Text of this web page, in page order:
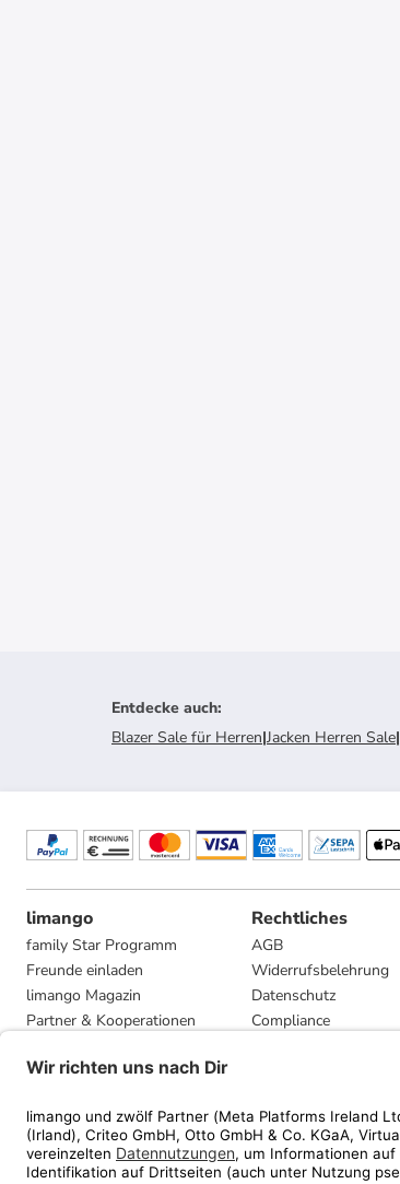
Entdecke auch:
Blazer Sale für Herren|Jacken Herren Sale|
limango
family Star Programm
Freunde einladen
limango Magazin
Partner & Kooperationen
Presse
Rechtliches
AGB
Widerrufsbelehrung
Datenschutz
Compliance